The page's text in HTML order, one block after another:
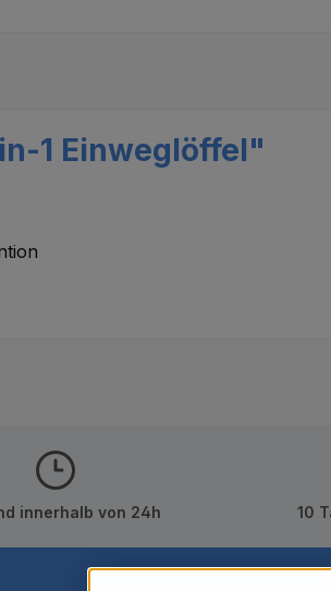
1 Einweglöffel"
innerhalb von 24h 10